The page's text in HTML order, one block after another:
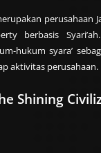
perusahaan
berbasis
hukum syara’
aktivitas perusahaan.
Shining